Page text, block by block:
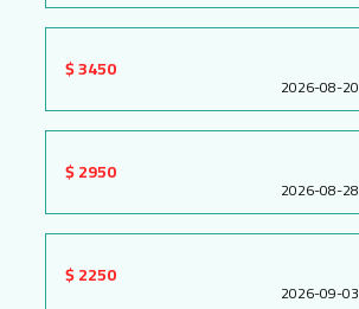
2026-08-20
3450 $
2026-08-28
2950 $
2026-09-03
2250 $